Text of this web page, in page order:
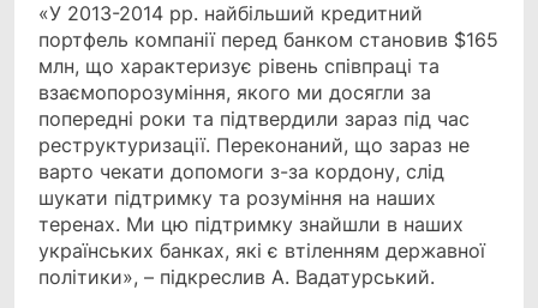
«У 2013-2014 рр. найбільший кредитний
портфель компанії перед банком становив $165
млн, що характеризує рівень співпраці та
взаємопорозуміння, якого ми досягли за
попередні роки та підтвердили зараз під час
реструктуризації. Переконаний, що зараз не
варто чекати допомоги з-за кордону, слід
шукати підтримку та розуміння на наших
теренах. Ми цю підтримку знайшли в наших
українських банках, які є втіленням державної
політики», – підкреслив А. Вадатурський.